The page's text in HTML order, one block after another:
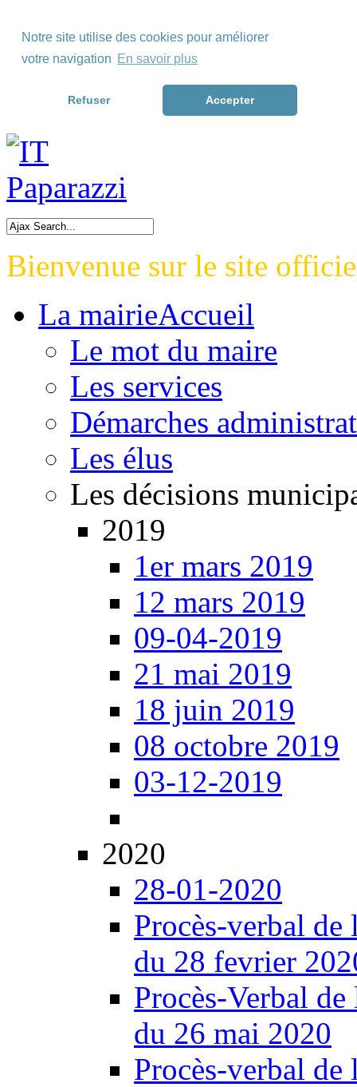
Notre site utilise des cookies pour améliorer
votre navigation En savoir plus
Refuser Accepter
Skip to Menu
Skip to Content
Skip to Footer>
Bienvenue sur le site
La mairieAccueil
Le mot du maire
Les services
Démarches
Les élus
Les décisions
2019
1er mars 2019
12 mars 2019
09-04-2019
21 mai 2019
18 juin 2019
08 octobre 2019
03-12-2019
2020
28-01-2020
Procès-verbal
du 28 fevrier
Procès-Verbal
du 26 mai 2020
Procès-verbal